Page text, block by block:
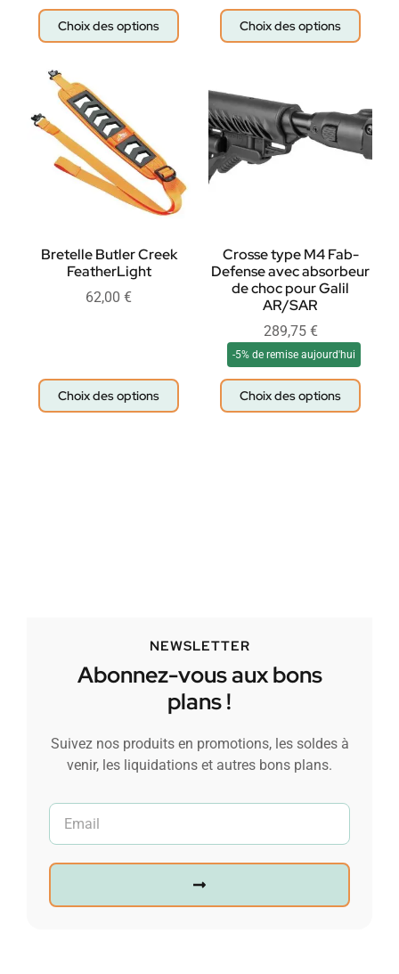
Choix des options Choix des options
Bretelle Butler Creek
FeatherLight
62,00 €
Choix des options
Crosse type M4 Fab-
Defense avec absorbeur
de choc pour Galil
AR/SAR
289,75 €
-5% de remise aujourd'hui
Choix des options
NEWSLETTER
Abonnez-vous aux bons
plans !
Suivez nos produits en promotions, les soldes à
venir, les liquidations et autres bons plans.